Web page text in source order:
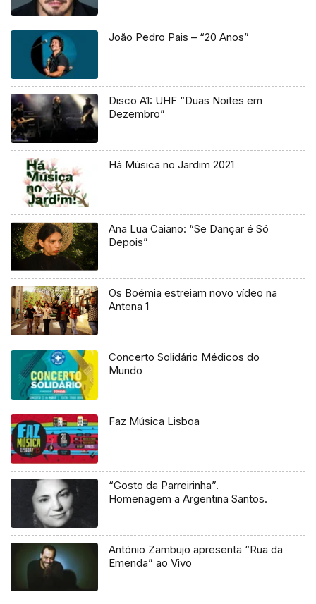
João Pedro Pais – “20 Anos”
Disco A1: UHF “Duas Noites em
Dezembro”
Há Música no Jardim 2021
Ana Lua Caiano: “Se Dançar é Só
Depois”
Os Boémia estreiam novo vídeo na
Antena 1
Concerto Solidário Médicos do
Mundo
Faz Música Lisboa
“Gosto da Parreirinha”.
Homenagem a Argentina Santos.
António Zambujo apresenta “Rua da
Emenda” ao Vivo